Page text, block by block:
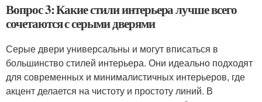
Вопрос 3: Какие стили интерьера лучше всего
сочетаются с серыми дверями
Серые двери универсальны и могут вписаться в
большинство стилей интерьера. Они идеально подходят
для современных и минималистичных интерьеров, где
акцент делается на чистоту и простоту линий. В